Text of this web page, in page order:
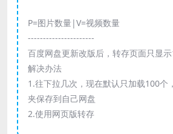
P=图片数量|V=视频数量
----------------------
百度网盘更新改版后，转存页面只显
解决办法
1.往下拉几次，现在默认只加载100个
夹保存到自己网盘
2.使用网页版转存